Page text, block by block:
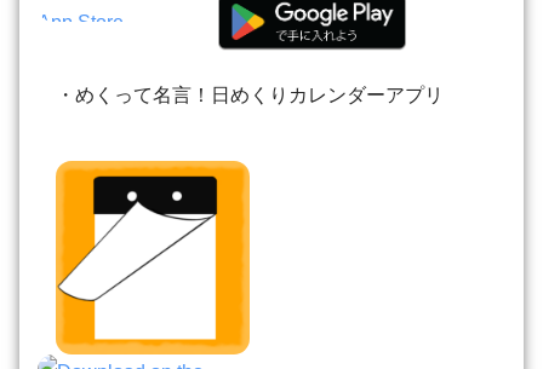
・めくって名言！日めくりカレンダーアプリ